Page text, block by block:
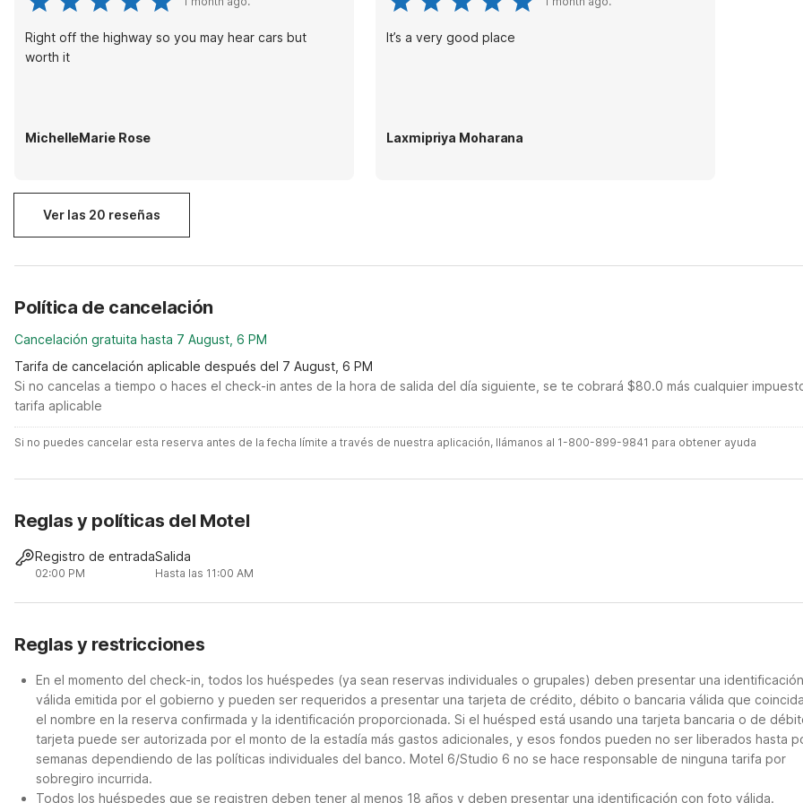
Right off the highway so you may hear cars but
worth it
MichelleMarie Rose
It’s a very good place
Laxmipriya Moharana
Ver las 20 reseñas
Política de cancelación
Cancelación gratuita hasta 7 August, 6 PM
Tarifa de cancelación aplicable después del 7 August, 6 PM
Si no cancelas a tiempo o haces el check-in antes de la hora de salida del día siguiente, se te cobrará $80.0 más cualquier
tarifa aplicable
Si no puedes cancelar esta reserva antes de la fecha límite a través de nuestra aplicación, llámanos al 1-800-899-9841 para obtener ayuda
Reglas y políticas del Motel
Registro de entrada
02:00 PM
Salida
Hasta las 11:00 AM
Reglas y restricciones
En el momento del check-in, todos los huéspedes (ya sean reservas individuales o grupales) deben presentar una identificación
válida emitida por el gobierno y pueden ser requeridos a presentar una tarjeta de crédito, débito o bancaria válida que
el nombre en la reserva confirmada y la identificación proporcionada. Si el huésped está usando una tarjeta bancaria o de
tarjeta puede ser autorizada por el monto de la estadía más gastos adicionales, y esos fondos pueden no ser liberados hasta
semanas dependiendo de las políticas individuales del banco. Motel 6/Studio 6 no se hace responsable de ninguna tarifa por
sobregiro incurrida.
Todos los huéspedes que se registren deben tener al menos 18 años y deben presentar una identificación con foto válida.